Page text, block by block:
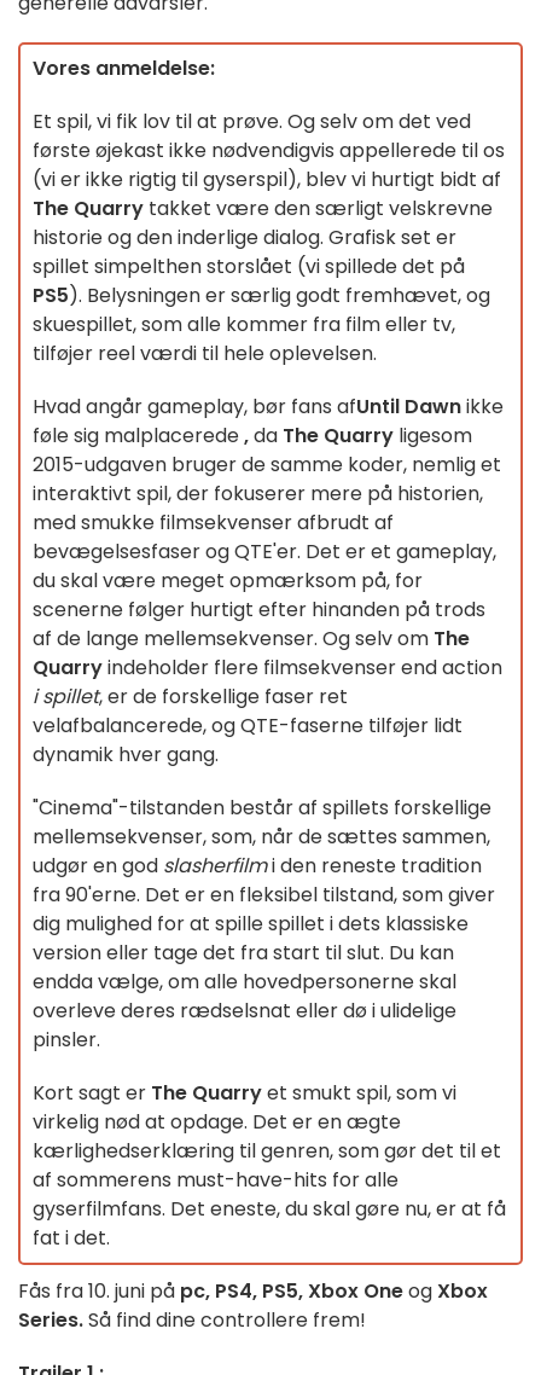
Vores anmeldelse:
Et spil, vi fik lov til at prøve. Og selv om det ved
første øjekast ikke nødvendigvis appellerede til os
(vi er ikke rigtig til gyserspil), blev vi hurtigt bidt af
The Quarry takket være den særligt velskrevne
historie og den inderlige dialog. Grafisk set er
spillet simpelthen storslået (vi spillede det på
PS5). Belysningen er særlig godt fremhævet, og
skuespillet, som alle kommer fra film eller tv,
tilføjer reel værdi til hele oplevelsen.
Hvad angår gameplay, bør fans afUntil Dawnikke
føle sig malplacerede,da The Quarry ligesom
2015-udgaven bruger de samme koder, nemlig et
interaktivt spil, der fokuserer mere på historien,
med smukke filmsekvenser afbrudt af
bevægelsesfaser og QTE'er. Det er et gameplay,
du skal være meget opmærksom på, for
scenerne følger hurtigt efter hinanden på trods
af de lange mellemsekvenser. Og selv om The
Quarryindeholder flere filmsekvenser end action
i spillet, er de forskellige faser ret
velafbalancerede, og QTE-faserne tilføjer lidt
dynamik hver gang.
"Cinema"-tilstanden består af spillets forskellige
mellemsekvenser, som, når de sættes sammen,
udgør en god slasherfilmi den reneste tradition
fra 90'erne. Det er en fleksibel tilstand, som giver
dig mulighed for at spille spillet i dets klassiske
version eller tage det fra start til slut. Du kan
endda vælge, om alle hovedpersonerne skal
overleve deres rædselsnat eller dø i ulidelige
pinsler.
Kort sagt er The Quarryet smukt spil, som vi
virkelig nød at opdage. Det er en ægte
kærlighedserklæring til genren, som gør det til et
af sommerens must-have-hits for alle
gyserfilmfans. Det eneste, du skal gøre nu, er at få
fat i det.
Fås fra 10. juni på pc, PS4, PS5, Xbox OneogXbox
Series.Så find dine controllere frem!